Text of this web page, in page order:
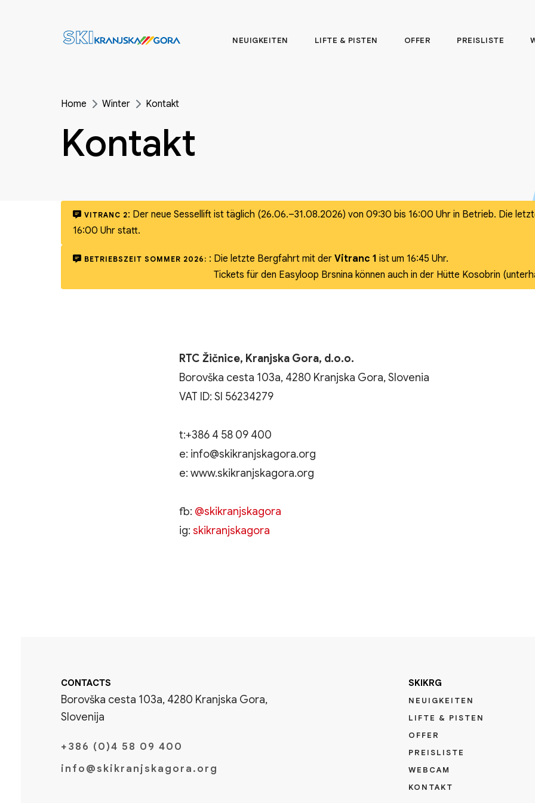
NEUIGKEITEN LIFTE & PISTEN OFFER PREISLISTE
Home Winter Kontakt
Kontakt
VITRANC 2: Der neue Sessellift ist täglich (26.06.–31.08.2026) von 09:30 bis 16:00 Uhr in Betrieb. Die
16:00 Uhr statt.
BETRIEBSZEIT SOMMER 2026: : Die letzte Bergfahrt mit der Vitranc 1 ist um 16:45 Uhr.
Tickets für den Easyloop Brsnina können auch in der Hütte Kosobrin (unterhalb
RTC Žičnice, Kranjska Gora, d.o.o.
Borovška cesta 103a, 4280 Kranjska Gora, Slovenia
VAT ID: SI 56234279
t:+386 4 58 09 400
e: info@skikranjskagora.org
e: www.skikranjskagora.org
fb: @skikranjskagora
ig: skikranjskagora
CONTACTS
Borovška cesta 103a, 4280 Kranjska Gora,
Slovenija
+386 (0)4 58 09 400
info@skikranjskagora.org
SKIKRG
NEUIGKEITEN
LIFTE & PISTEN
OFFER
PREISLISTE
WEBCAM
KONTAKT